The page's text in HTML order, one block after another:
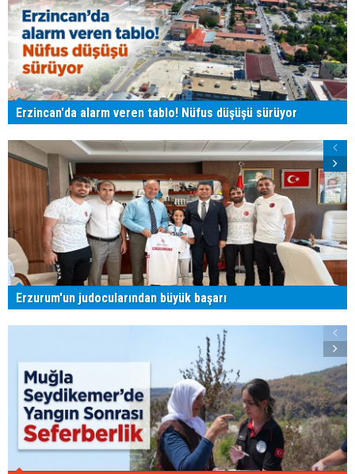
Erzincan'da alarm veren tablo! Nüfus düşüşü sürüyor
Erzurum'un judocularından büyük başarı